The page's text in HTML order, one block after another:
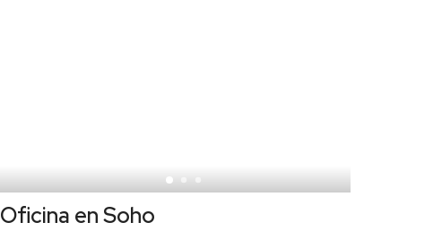
Oficina en Soho